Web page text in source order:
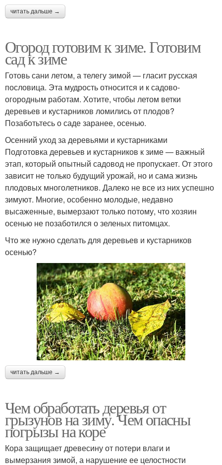
читать дальше →
Огород готовим к зиме. Готовим
сад к зиме
Готовь сани летом, а телегу зимой — гласит русская
пословица. Эта мудрость относится и к садово-
огородным работам. Хотите, чтобы летом ветки
деревьев и кустарников ломились от плодов?
Позаботьтесь о саде заранее, осенью.
Осенний уход за деревьями и кустарниками
Подготовка деревьев и кустарников к зиме — важный
этап, который опытный садовод не пропускает. От этого
зависит не только будущий урожай, но и сама жизнь
плодовых многолетников. Далеко не все из них успешно
зимуют. Многие, особенно молодые, недавно
высаженные, вымерзают только потому, что хозяин
осенью не позаботился о зеленых питомцах.
Что же нужно сделать для деревьев и кустарников
осенью?
читать дальше →
Чем обработать деревья от
грызунов на зиму. Чем опасны
погрызы на коре
Кора защищает древесину от потери влаги и
вымерзания зимой, а нарушение ее целостности